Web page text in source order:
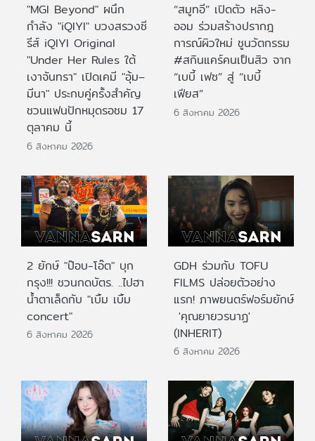
"MGI Beyond" ผนึก
กำลัง "iQIYI" บวงสรวงซี
รีส์ iQIYI Original
"Under Her Rules ใต้
เงาจันทรา" เปิดเคมี "อุ้ม–
มีนา" ประกบคู่ครั้งสำคัญ
ชวนแฟนปักหมุดรอชม 17
ตุลาคม นี้
6 สิงหาคม 2026
“สมูทอี” เปิดตัว หลิง-
ออม ร่วมสร้างปรากฎ
การณ์ผิวใหม่ ชูนวัตกรรม
#สกินแคร์คนเป็นสิว จาก
“เบบี้ เฟซ” สู่ “เบบี้
เฟียส”
6 สิงหาคม 2026
2 ยักษ์ "ป๊อบ-โอ๊ต" บุก
กรุง!!! ชวนกดบัตร. ..ไปฮา
น้ำตาเล็ดกับ "เบิ้ม เบิ้ม
concert"
6 สิงหาคม 2026
GDH ร่วมกับ TOFU
FILMS ปล่อยตัวอย่าง
แรก! ภาพยนตร์ฟอร์มยักษ์
'คุณยายวรนาฏ'
(INHERIT)
6 สิงหาคม 2026